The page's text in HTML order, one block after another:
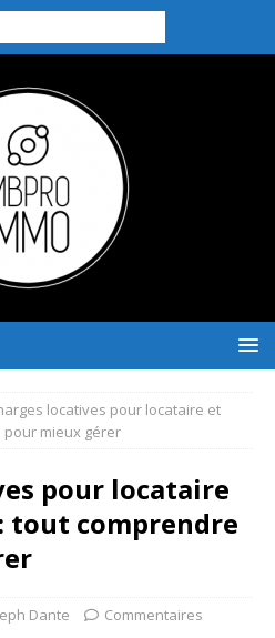
locatives pour locataire et
mieux gérer
pour locataire
comprendre
Dante
Commentaires